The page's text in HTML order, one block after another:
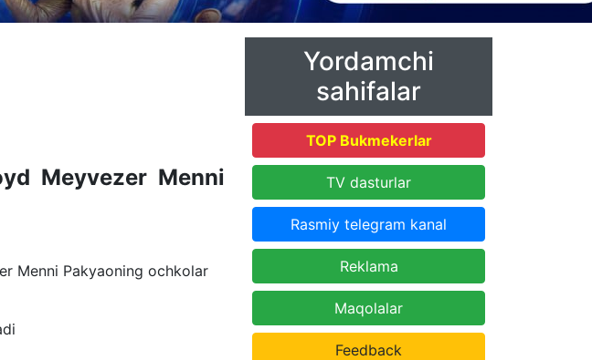
Meyvezer Menni
Menni Pakyaoning ochkolar
Yordamchi
sahifalar
TOP Bukmekerlar
TV dasturlar
Rasmiy telegram kanal
Reklama
Maqolalar
Feedback